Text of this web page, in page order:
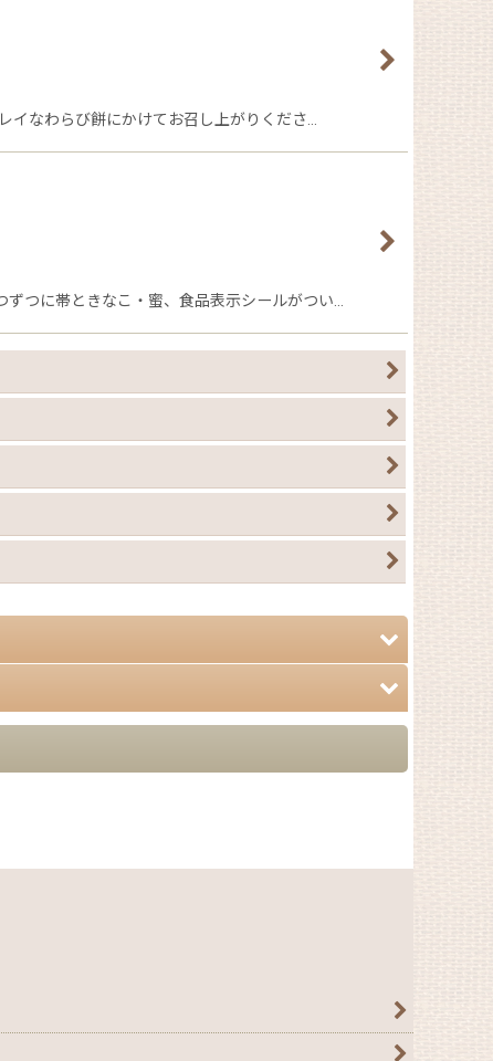
なわらび餅にかけてお召し上がりくださ…
つに帯ときなこ・蜜、食品表示シールがつい…